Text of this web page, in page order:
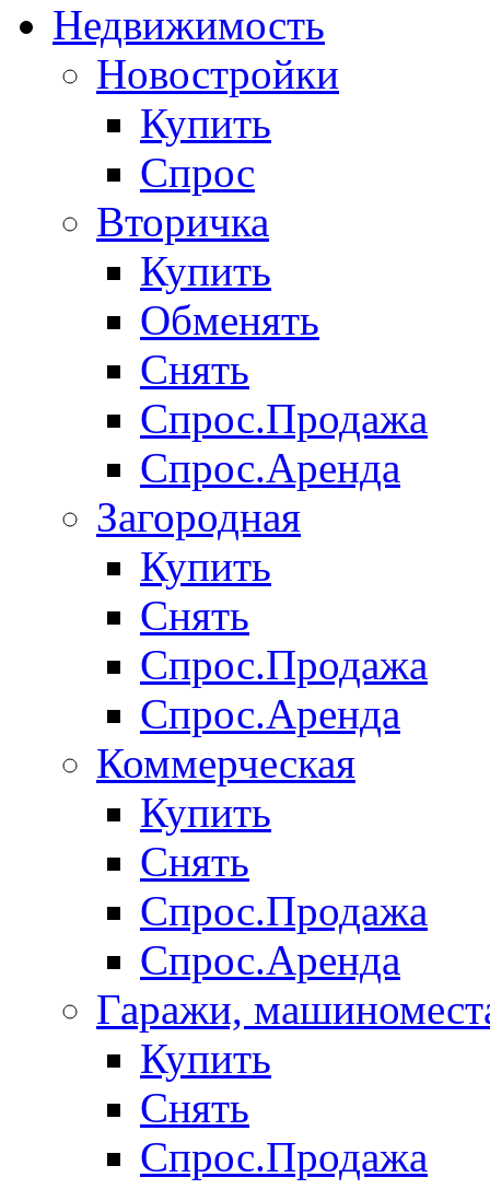
Недвижимость
Новостройки
Купить
Спрос
Вторичка
Купить
Обменять
Снять
Спрос.Продажа
Спрос.Аренда
Загородная
Купить
Снять
Спрос.Продажа
Спрос.Аренда
Коммерческая
Купить
Снять
Спрос.Продажа
Спрос.Аренда
Гаражи,
Купить
Снять
Спрос.Продажа